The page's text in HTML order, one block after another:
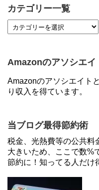
【7/21まで】
【2倍増量】
登録と3回利
3/31まで
ソニーフィナ
もらえる口座
【解決】マリ
い、パスワー
カテゴリー一覧
Amazonのアソシエイ
Amazonのアソシエイト
り収入を得ています。
当ブログ最得節約術
税金、光熱費等の公共料
大きいため、ここで数%
節約に！知ってる人だけ